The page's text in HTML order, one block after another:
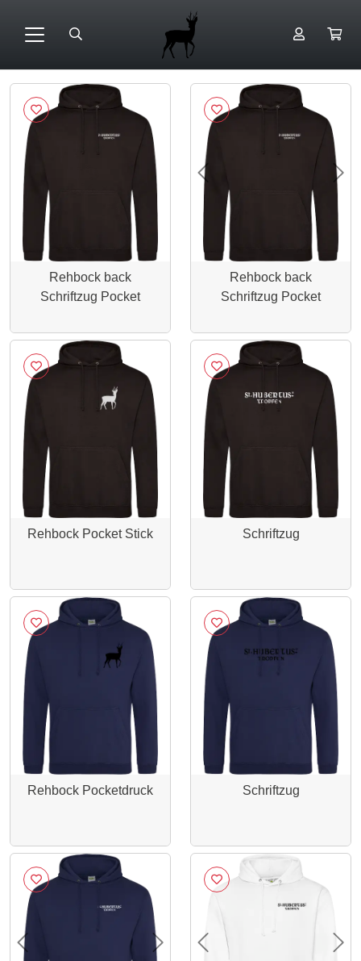
Rehbock back
Schriftzug Pocket
Previous
Rehbock back
Schriftzug Pocket
Rehbock Pocket Stick Schriftzug
Rehbock Pocketdruck Schriftzug
Previous Next Previous